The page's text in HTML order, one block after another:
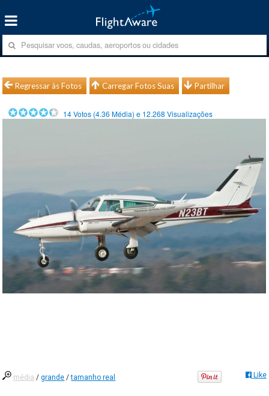
Regressar às Fotos Carregar Fotos Suas Partilhar
14Votos (4.36 Média) e 12.268 Visualizações
média /grande /tamanho real Like